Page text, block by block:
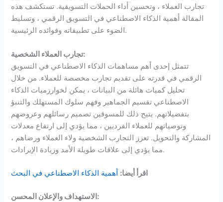
تجارب العملاء ، وتحسين أداء الحملات التسويقية. تستكشف هذه
المقالة أهمية الذكاء الاصطناعي في التسويق الرقمي ، وتسليط
الضوء على تطبيقاته وفوائده الرئيسية.
تجارب العملاء الشخصية:
تتمثل إحدى أهم مساهمات الذكاء الاصطناعي في التسويق
الرقمي في قدرته على تقديم تجارب مخصصة للعملاء. من خلال
تحليل كميات هائلة من البيانات ، يمكن لخوارزميات الذكاء
الاصطناعي تقسيم الجماهير وفهم سلوك المستهلك والتنبؤ
بتفضيلاتهم. يتيح ذلك للمسوقين تصميم رسائلهم وعروضهم
وتوصياتهم للعملاء الفرديين ، مما يؤدي إلى ارتفاع معدلات
المشاركة والتحويل. تعزز التجارب الشخصية ولاء العملاء ورضاهم ،
مما يؤدي إلى علاقات طويلة الأمد وزيادة الإيرادات.
اقرأ أيضا: أهمية الذكاء الاصطناعي في البحث
الاستهداف والإعلان المحسن: